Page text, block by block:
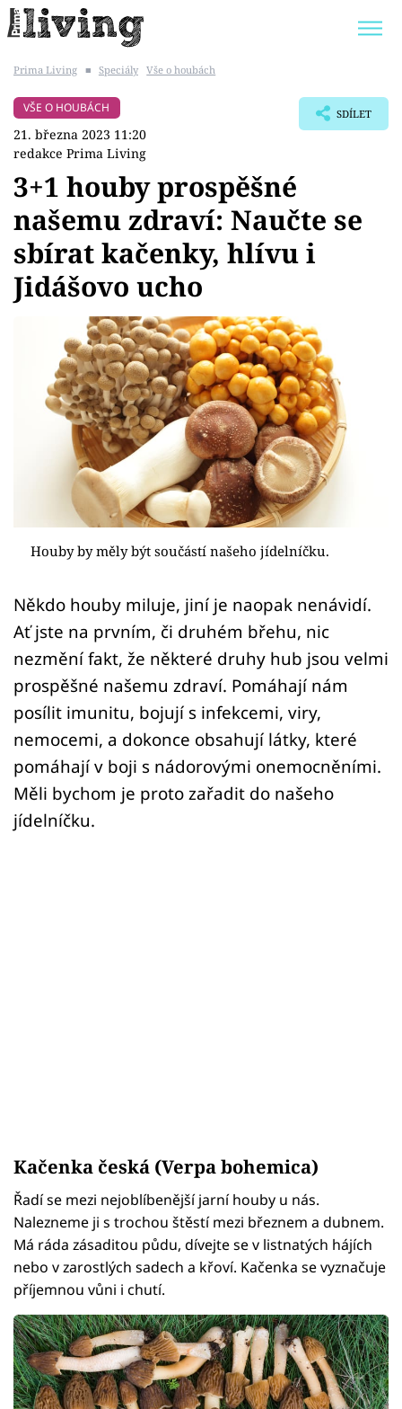
BYDLENÍ SLAVNÝCH
Témata
Bydlení
Zahrada
Design
Sledujte prima+
Přihlášení
Sledujte nás
Prima Living ■ Speciály Vše o houbách
VŠE O HOUBÁCH
21. března 2023 11:20
redakce Prima Living
SDÍLET
3+1 houby prospěšné
našemu zdraví: Naučte se
sbírat kačenky, hlívu i
Jidášovo ucho
Houby by měly být součástí našeho jídelníčku.
Někdo houby miluje, jiní je naopak nenávidí.
Ať jste na prvním, či druhém břehu, nic
nezmění fakt, že některé druhy hub jsou velmi
prospěšné našemu zdraví. Pomáhají nám
posílit imunitu, bojují s infekcemi, viry,
nemocemi, a dokonce obsahují látky, které
pomáhají v boji s nádorovými onemocněními.
Měli bychom je proto zařadit do našeho
jídelníčku.
Kačenka česká (Verpa bohemica)
Řadí se mezi nejoblíbenější jarní houby u nás.
Nalezneme ji s trochou štěstí mezi březnem a dubnem.
Má ráda zásaditou půdu, dívejte se v listnatých hájích
nebo v zarostlých sadech a křoví. Kačenka se vyznačuje
příjemnou vůni i chutí.